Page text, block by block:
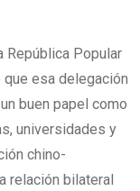
República Popular
que esa delegación
buen papel como
universidades y
chino-
relación bilateral